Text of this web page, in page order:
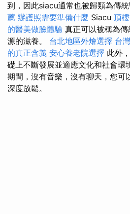
到，因此siacu通常也被歸類為傳統
薦 辦護照需要準備什麼 Siacu 頂
的醫美做臉體驗 真正可以被稱為
源的滋養。 台北地區外燴選擇 台
的真正含義 安心養老院選擇 此外
礎上不斷發展並適應文化和社會環
期間，沒有音樂，沒有聊天，您可
深度放鬆。